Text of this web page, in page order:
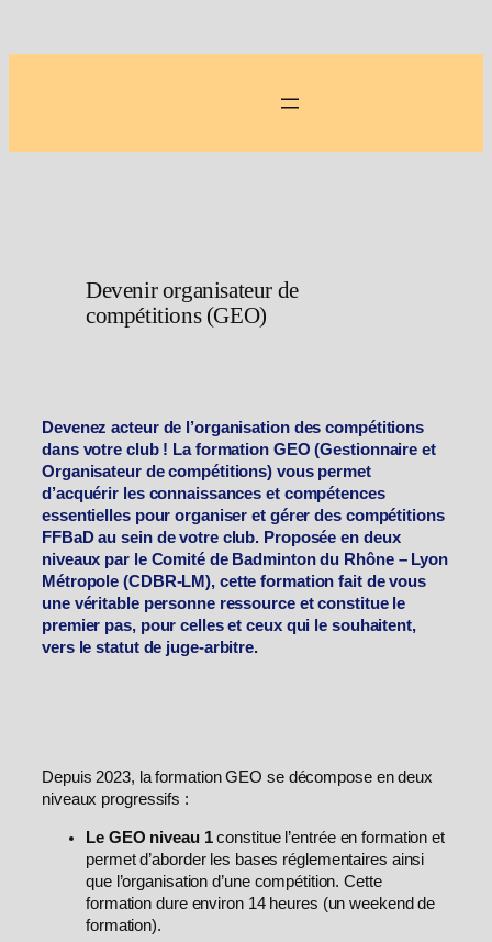
Devenir organisateur de
compétitions (GEO)
Devenez acteur de l’organisation des compétitions
dans votre club ! La formation GEO (Gestionnaire et
Organisateur de compétitions) vous permet
d’acquérir les connaissances et compétences
essentielles pour organiser et gérer des compétitions
FFBaD au sein de votre club. Proposée en deux
niveaux par le Comité de Badminton du Rhône – Lyon
Métropole (CDBR-LM), cette formation fait de vous
une véritable personne ressource et constitue le
premier pas, pour celles et ceux qui le souhaitent,
vers le statut de juge-arbitre.
Depuis 2023, la formation GEO se décompose en deux
niveaux progressifs :
Le GEO niveau 1constitue l’entrée en formation et
permet d’aborder les bases réglementaires ainsi
que l’organisation d’une compétition. Cette
formation dure environ 14 heures (un weekend de
formation).